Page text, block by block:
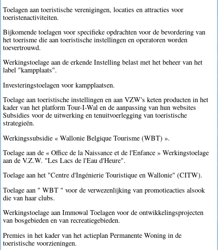
Toelagen aan toeristische verenigingen, locaties en attracties voor
toeristenactiviteiten.
Bijkomende toelagen voor specifieke opdrachten voor de bevordering van
het toerisme die aan toeristische instellingen en operatoren worden
toevertrouwd.
Werkingstoelage aan de erkende Instelling belast met het beheer van het
label "kampplaats".
Investeringstoelagen voor kampplaatsen.
Toelage aan toeristische instellingen en aan VZW's keten producten in het
kader van het platform Tour-I-Wal en de aanpassing van hun websites
Subsidies voor de uitwerking en tenuitvoerlegging van toeristische
strategieën.
Werkingssubsidie « Wallonie Belgique Tourisme (WBT) ».
Toelage aan de « Office de la Naissance et de l'Enfance » Werkingstoelage
aan de V.Z.W. "Les Lacs de l'Eau d'Heure".
Toelage aan het "Centre d'Ingénierie Touristique en Wallonie" (CITW).
Toelage aan " WBT " voor de verwezenlijking van promotieacties alsook
die van haar clubs.
Werkingstoelage aan Immowal Toelagen voor de ontwikkelingsprojecten
van bosgebieden en van recreatiegebieden.
Premies in het kader van het actieplan Permanente Woning in de
toeristische voorzieningen.